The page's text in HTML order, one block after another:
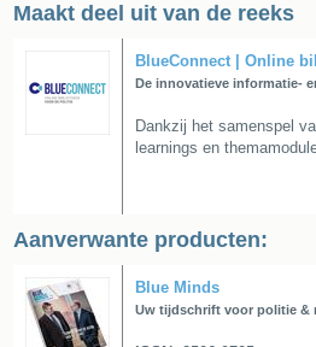
Maakt deel uit van de reeks
BlueConnect | Online
De innovatieve informatie-
Dankzij het samenspel
learnings en
Aanverwante producten:
Blue Minds
Uw tijdschrift voor politie &